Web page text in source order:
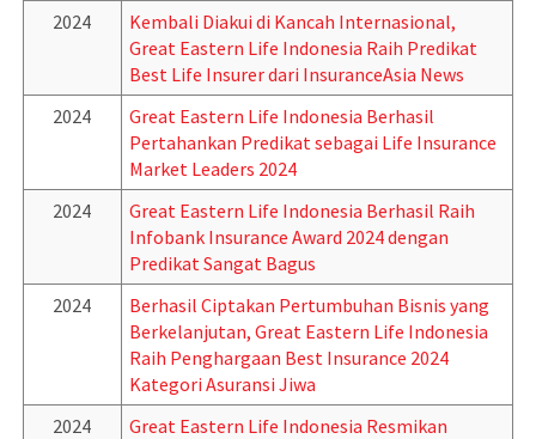
2024
Kembali Diakui di Kancah Internasional,
Great Eastern Life Indonesia Raih Predikat
Best Life Insurer dari InsuranceAsia News
2024
Great Eastern Life Indonesia Berhasil
Pertahankan Predikat sebagai Life Insurance
Market Leaders 2024
2024
Great Eastern Life Indonesia Berhasil Raih
Infobank Insurance Award 2024 dengan
Predikat Sangat Bagus
2024
Berhasil Ciptakan Pertumbuhan Bisnis yang
Berkelanjutan, Great Eastern Life Indonesia
Raih Penghargaan Best Insurance 2024
Kategori Asuransi Jiwa
2024
Great Eastern Life Indonesia Resmikan